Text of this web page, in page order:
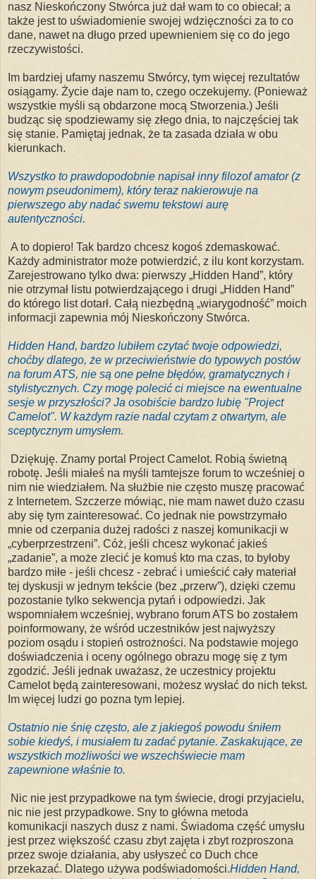
nasz Nieskończony Stwórca już dał wam to co obiecał; a
także jest to uświadomienie swojej wdzięczności za to co
dane, nawet na długo przed upewnieniem się co do jego
rzeczywistości.
Im bardziej ufamy naszemu Stwórcy, tym więcej rezultatów
osiągamy. Życie daje nam to, czego oczekujemy. (Ponieważ
wszystkie myśli są obdarzone mocą Stworzenia.) Jeśli
budząc się spodziewamy się złego dnia, to najczęściej tak
się stanie. Pamiętaj jednak, że ta zasada działa w obu
kierunkach.
Wszystko to prawdopodobnie napisał inny filozof amator (z
nowym pseudonimem), który teraz nakierowuje na
pierwszego aby nadać swemu tekstowi aurę
autentyczności.
A to dopiero! Tak bardzo chcesz kogoś zdemaskować.
Każdy administrator może potwierdzić, z ilu kont korzystam.
Zarejestrowano tylko dwa: pierwszy „Hidden Hand”, który
nie otrzymał listu potwierdzającego i drugi „Hidden Hand”
do którego list dotarł. Całą niezbędną „wiarygodność” moich
informacji zapewnia mój Nieskończony Stwórca.
Hidden Hand, bardzo lubiłem czytać twoje odpowiedzi,
choćby dlatego, że w przeciwieństwie do typowych postów
na forum ATS, nie są one pełne błędów, gramatycznych i
stylistycznych. Czy mogę polecić ci miejsce na ewentualne
sesje w przyszłości? Ja osobiście bardzo lubię "Project
Camelot". W każdym razie nadal czytam z otwartym, ale
sceptycznym umysłem.
Dziękuję. Znamy portal Project Camelot. Robią świetną
robotę. Jeśli miałeś na myśli tamtejsze forum to wcześniej o
nim nie wiedziałem. Na służbie nie często muszę pracować
z Internetem. Szczerze mówiąc, nie mam nawet dużo czasu
aby się tym zainteresować. Co jednak nie powstrzymało
mnie od czerpania dużej radości z naszej komunikacji w
„cyberprzestrzeni”. Cóż, jeśli chcesz wykonać jakieś
„zadanie”, a może zlecić je komuś kto ma czas, to byłoby
bardzo miłe - jeśli chcesz - zebrać i umieścić cały materiał
tej dyskusji w jednym tekście (bez „przerw”), dzięki czemu
pozostanie tylko sekwencja pytań i odpowiedzi. Jak
wspomniałem wcześniej, wybrano forum ATS bo zostałem
poinformowany, że wśród uczestników jest najwyższy
poziom osądu i stopień ostrożności. Na podstawie mojego
doświadczenia i oceny ogólnego obrazu mogę się z tym
zgodzić. Jeśli jednak uważasz, że uczestnicy projektu
Camelot będą zainteresowani, możesz wysłać do nich tekst.
Im więcej ludzi go pozna tym lepiej.
Ostatnio nie śnię często, ale z jakiegoś powodu śniłem
sobie kiedyś, i musiałem tu zadać pytanie. Zaskakujące, ze
wszystkich możliwości we wszechświecie mam
zapewnione właśnie to.
Nic nie jest przypadkowe na tym świecie, drogi przyjacielu,
nic nie jest przypadkowe. Sny to główna metoda
komunikacji naszych dusz z nami. Świadoma część umysłu
jest przez większość czasu zbyt zajęta i zbyt rozproszona
przez swoje działania, aby usłyszeć co Duch chce
przekazać. Dlatego używa podświadomości.Hidden Hand,